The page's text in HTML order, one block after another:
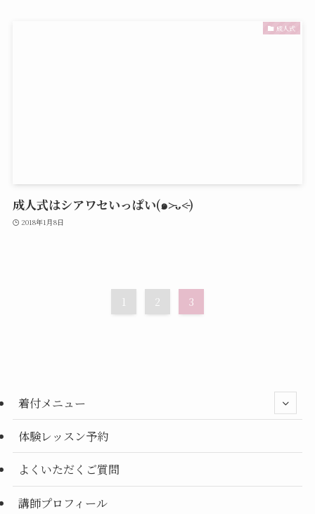
成人式
成人式はシアワセいっぱい(๑˃̵ᴗ˂̵)
2018年1月8日
1 2 3
着付メニュー
体験レッスン予約
よくいただくご質問
講師プロフィール